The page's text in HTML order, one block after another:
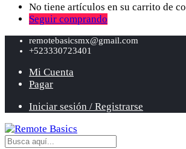
No tiene artículos en su carrito de
Seguir comprando
remotebasicsmx@gmail.com
+523330723401
Mi Cuenta
Pagar
Iniciar sesión / Registrarse